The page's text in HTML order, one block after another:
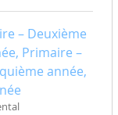
– Deuxième
Primaire –
année,